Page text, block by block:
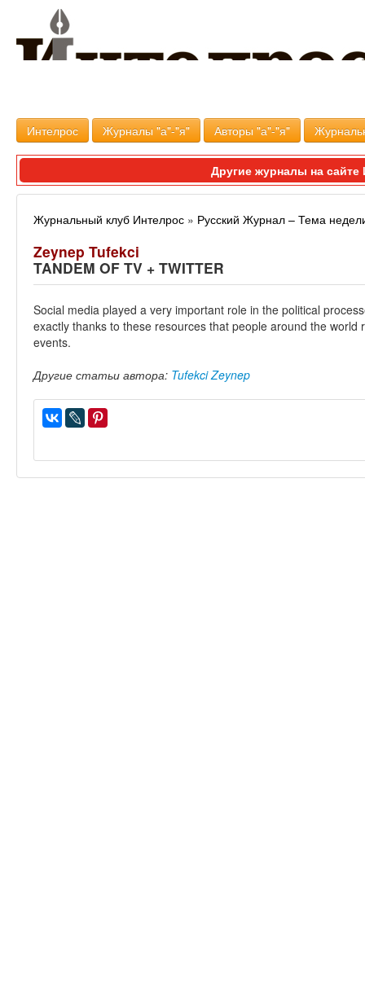
Интелрос Журналы "а"-"я" Авторы "а"-"я"
Другие журналы на
Журнальный клуб Интелрос » Русский Журнал – Тема
Zeynep Tufekci
TANDEM OF TV + TWITTER
Social media played a very important role in the political
exactly thanks to these resources that people around the
events.
Другие статьи автора: Tufekci Zeynep